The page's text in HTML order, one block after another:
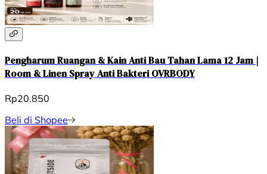
Pengharum Ruangan & Kain Anti Bau Tahan Lama 12 Jam |
Room & Linen Spray Anti Bakteri OVRBODY
Rp20.850
Beli di Shopee